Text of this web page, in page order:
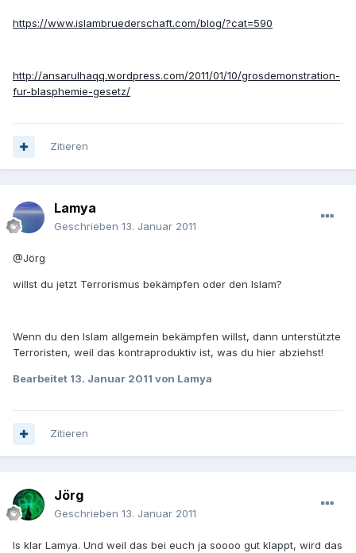
https://www.islambruederschaft.com/blog/?cat=590
http://ansarulhaqq.wordpress.com/2011/01/10/grosdemonstration-
fur-blasphemie-gesetz/
Zitieren
Lamya
Geschrieben 13. Januar 2011
@Jörg
willst du jetzt Terrorismus bekämpfen oder den Islam?
Wenn du den Islam allgemein bekämpfen willst, dann unterstützte
Terroristen, weil das kontraproduktiv ist, was du hier abziehst!
Bearbeitet 13. Januar 2011 von Lamya
Zitieren
Jörg
Geschrieben 13. Januar 2011
Is klar Lamya. Und weil das bei euch ja soooo gut klappt, wird das